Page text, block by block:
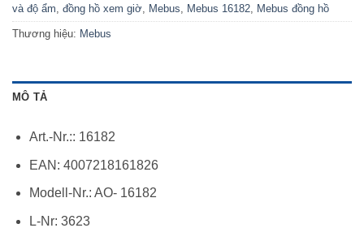
và độ ẩm, đồng hồ xem giờ, Mebus, Mebus 16182, Mebus đồng hồ
Thương hiệu: Mebus
MÔ TẢ
Art.-Nr.:: 16182
EAN: 4007218161826
Modell-Nr.: AO- 16182
L-Nr: 3623